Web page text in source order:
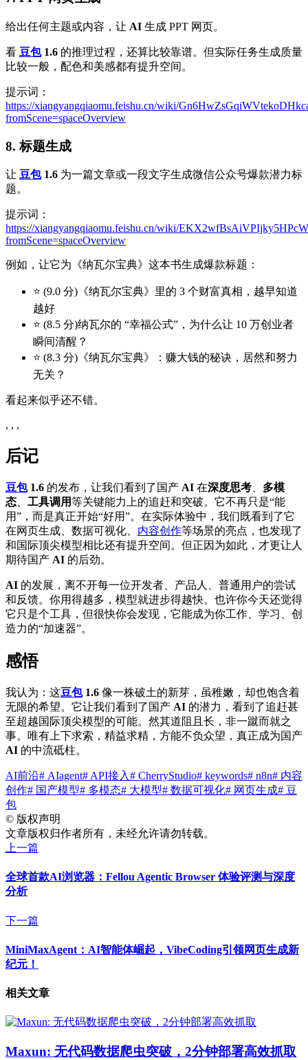
给出任何主题或内容，让 AI 生成 PPT 网页。
看 豆包1.6 的推理过程，还算比较靠谱。但实际任务生成质量
比较一般，配色和美感都有提升空间。
提示词：
https://xiangyangqiaomu.feishu.cn/wiki/
fromScene=spaceOverview
8. 标题生成
让 豆包1.6 为一篇文章或一段文字生成微信公众号爆款潜力标
题。
提示词：
https://xiangyangqiaomu.feishu.cn/wiki/
fromScene=spaceOverview
例如，让它为《纳瓦尔宝典》这本书生成爆款标题：
⭐ (9.0 分)《纳瓦尔宝典》里的 3 个财富真相，越早知道
越好
⭐ (8.5 分)纳瓦尔的 “幸福公式”，为什么让 10 万创业者
瞬间清醒？
⭐ (8.3 分)《纳瓦尔宝典》：赚大钱的秘诀，居然和努力
无关？
看起来似乎还不错。
, , ,
后记
豆包1.6 的发布，让我们看到了国产 AI 在深度思考
多模
态
工具调用等关键能力上的追赶和突破。它不再只是“能
用”，而是真正开始“好用”。在实际体验中，我们既看到了它
在网页生成、数据可视化、 内容创作等场景的亮点，也发现了
和国际顶尖模型相比还有提升空间。但正因为如此，才更让人
期待国产 AI 的后劲。
AI 的发展，离不开每一位开发者、产品人、普通用户的尝试
和反馈。你用得越多，模型就进步得越快。也许你今天还觉得
它只是个工具，但很快你会发现，它能成为你工作、学习、创
造力的“加速器”。
感悟
我认为：这豆包1.6 像一株破土的新芽，虽稚嫩，却也饱含着
无限的希望。它让我们看到了国产 AI 的潜力，看到了追赶甚
至超越国际顶尖模型的可能。然其道阻且长，非一蹴而就之
事。唯有上下求索，精益求精，方能不负众望，真正成为国产
AI 的中流砥柱。
AI前沿# AIagent# API接入# CherryStudio# keywords# n8n# 内容
创作# 国产模型# 多模态# 大模型# 数据可视化# 网页生成# 豆
包
© 版权声明
文章版权归作者所有，未经允许请勿转载。
上一篇
全球首款AI浏览器：Fellou Agentic Browser 体验评测与深度
分析
下一篇
MiniMaxAgent：AI智能体崛起，VibeCoding引领网页生成新
纪元！
相关文章
Maxun: 无代码数据爬虫突破，2分钟部署高效抓取